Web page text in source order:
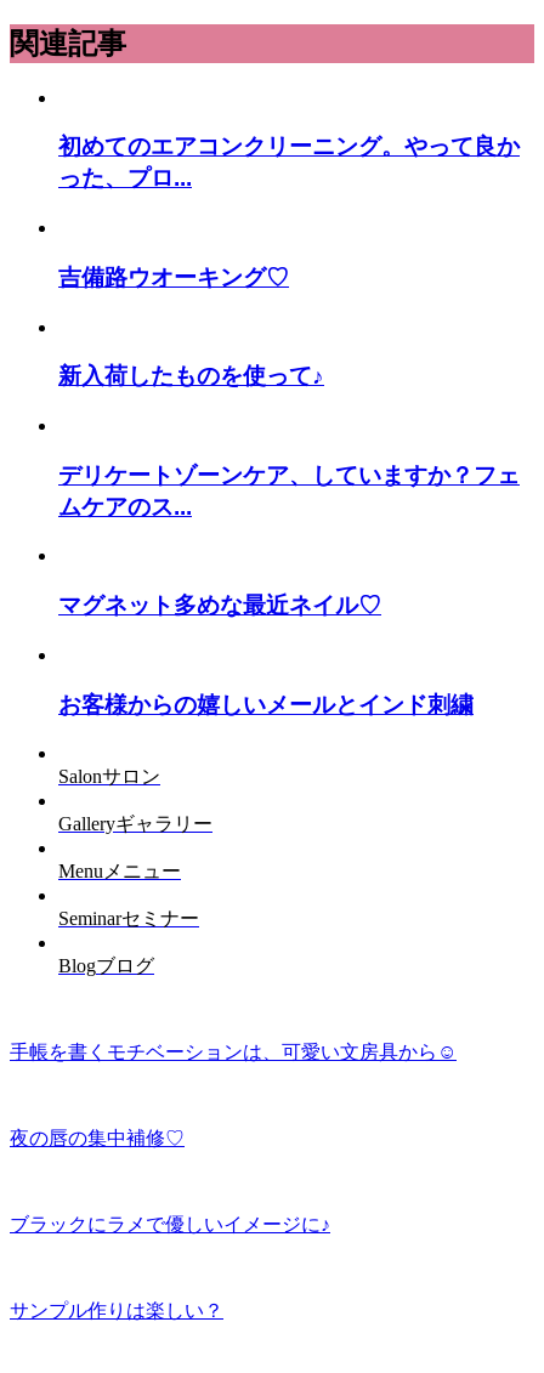
関連記事
初めてのエアコンクリーニング。やって良か
った、プロ...
吉備路ウオーキング♡
新入荷したものを使って♪
デリケートゾーンケア、していますか？フェ
ムケアのス...
マグネット多めな最近ネイル♡
お客様からの嬉しいメールとインド刺繍
Salonサロン
Galleryギャラリー
Menu メニュー
Seminarセミナー
Blogブログ
手帳を書くモチベーションは、可愛い文房具から☺︎
夜の唇の集中補修♡
ブラックにラメで優しいイメージに♪
サンプル作りは楽しい？